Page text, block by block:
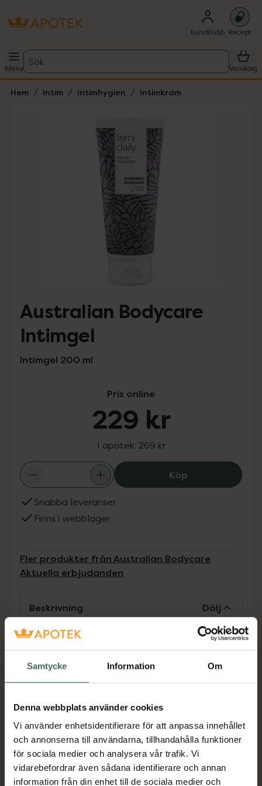
Samtycke Information Om
Denna webbplats använder cookies
Vi använder enhetsidentifierare för att anpassa innehållet
och annonserna till användarna, tillhandahålla funktioner
för sociala medier och analysera vår trafik. Vi
vidarebefordrar även sådana identifierare och annan
information från din enhet till de sociala medier och
Kundklubb Recept
Meny
Sök
Varukorg
Hem Intim Intimhygien Intimkräm
Lista: . Innehåller 1 objekt.
Australian Bodycare
Intimgel
Intimgel 200 ml
Pris online
229 kr
I apotek: 269 kr
KöpAustralian
Snabba leveranser
Finns i webblager
Fler produkter från Australian Bodycare
Aktuella erbjudanden
Beskrivning Dölj
Lider du av irritation, lukt eller torrhet i
Prova då intimgelen Femi Daily, som rengör
intimområdet och lindrar intimt obehag.
håller den fuktad hela dagen, så att du
undviker torrhet och irritation vid
slidmynningen och i resten av den intima
zonen. Femi Daily säkrar en ren och fräsch
känsla i intimområdet hela dagen.
Jämförpris 1,40 kr/ml